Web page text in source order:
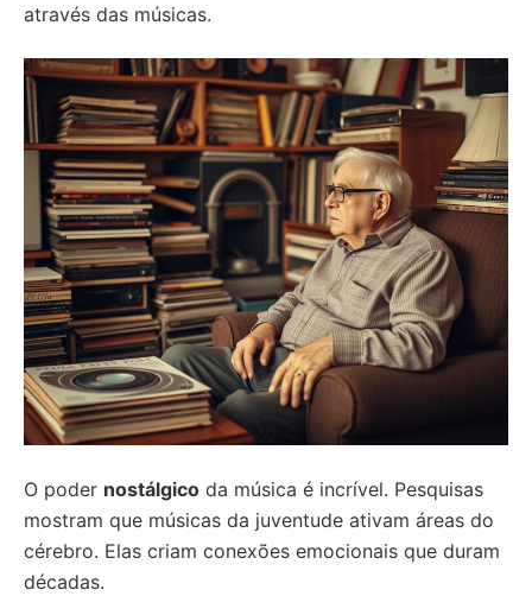
através das músicas.
O poder nostálgico da música é incrível. Pesquisas
mostram que músicas da juventude ativam áreas do
cérebro. Elas criam conexões emocionais que duram
décadas.